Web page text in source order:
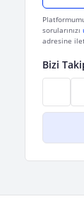
sorularınızı
adresine
Bizi